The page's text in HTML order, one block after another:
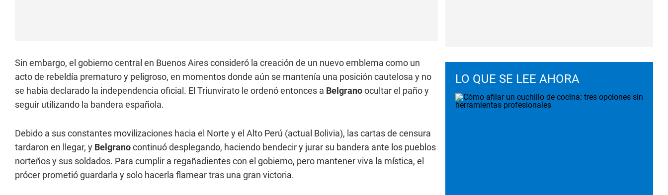
Sin embargo, el gobierno central en Buenos Aires consideró la creación de un nuevo emblema como un
acto de rebeldía prematuro y peligroso, en momentos donde aún se mantenía una posición cautelosa y no
se había declarado la independencia oficial. El Triunvirato le ordenó entonces a Belgranoocultar el paño y
seguir utilizando la bandera española.
Debido a sus constantes movilizaciones hacia el Norte y el Alto Perú (actual Bolivia), las cartas de censura
tardaron en llegar, y Belgranocontinuó desplegando, haciendo bendecir y jurar su bandera ante los pueblos
norteños y sus soldados. Para cumplir a regañadientes con el gobierno, pero mantener viva la mística, el
prócer prometió guardarla y solo hacerla flamear tras una gran victoria.
LO QUE SE LEE AHORA